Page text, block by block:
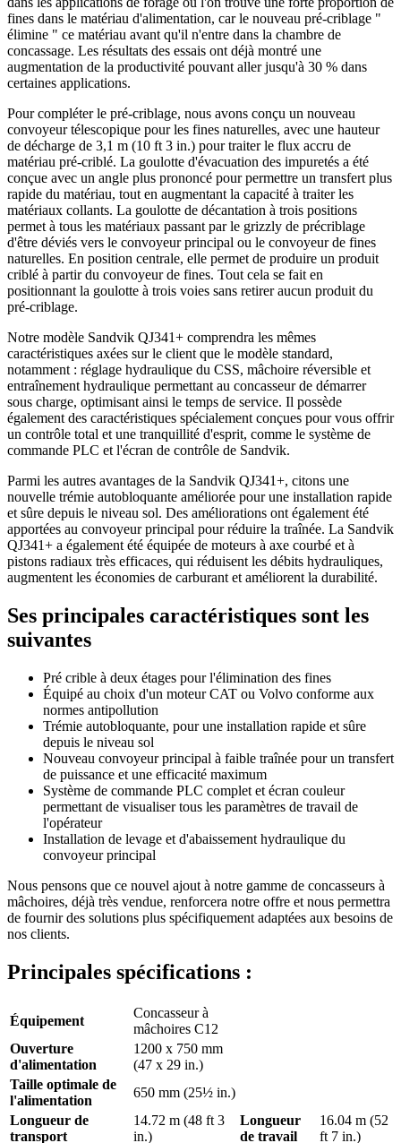
fines dans le matériau d'alimentation, car le nouveau pré-criblage "
élimine " ce matériau avant qu'il n'entre dans la chambre de
concassage. Les résultats des essais ont déjà montré une
augmentation de la productivité pouvant aller jusqu'à 30 % dans
certaines applications.
Pour compléter le pré-criblage, nous avons conçu un nouveau
convoyeur télescopique pour les fines naturelles, avec une hauteur
de décharge de 3,1 m (10 ft 3 in.) pour traiter le flux accru de
matériau pré-criblé. La goulotte d'évacuation des impuretés a été
conçue avec un angle plus prononcé pour permettre un transfert plus
rapide du matériau, tout en augmentant la capacité à traiter les
matériaux collants. La goulotte de décantation à trois positions
permet à tous les matériaux passant par le grizzly de précriblage
d'être déviés vers le convoyeur principal ou le convoyeur de fines
naturelles. En position centrale, elle permet de produire un produit
criblé à partir du convoyeur de fines. Tout cela se fait en
positionnant la goulotte à trois voies sans retirer aucun produit du
pré-criblage.
Notre modèle Sandvik QJ341+ comprendra les mêmes
caractéristiques axées sur le client que le modèle standard,
notamment : réglage hydraulique du CSS, mâchoire réversible et
entraînement hydraulique permettant au concasseur de démarrer
sous charge, optimisant ainsi le temps de service. Il possède
également des caractéristiques spécialement conçues pour vous offrir
un contrôle total et une tranquillité d'esprit, comme le système de
commande PLC et l'écran de contrôle de Sandvik.
Parmi les autres avantages de la Sandvik QJ341+, citons une
nouvelle trémie autobloquante améliorée pour une installation rapide
et sûre depuis le niveau sol. Des améliorations ont également été
apportées au convoyeur principal pour réduire la traînée. La Sandvik
QJ341+ a également été équipée de moteurs à axe courbé et à
pistons radiaux très efficaces, qui réduisent les débits hydrauliques,
augmentent les économies de carburant et améliorent la durabilité.
Ses principales caractéristiques sont les
suivantes
Pré crible à deux étages pour l'élimination des fines
Équipé au choix d'un moteur CAT ou Volvo conforme aux
normes antipollution
Trémie autobloquante, pour une installation rapide et sûre
depuis le niveau sol
Nouveau convoyeur principal à faible traînée pour un transfert
de puissance et une efficacité maximum
Système de commande PLC complet et écran couleur
permettant de visualiser tous les paramètres de travail de
l'opérateur
Installation de levage et d'abaissement hydraulique du
convoyeur principal
Nous pensons que ce nouvel ajout à notre gamme de concasseurs à
mâchoires, déjà très vendue, renforcera notre offre et nous permettra
de fournir des solutions plus spécifiquement adaptées aux besoins de
nos clients.
Principales spécifications :
Équipement
Concasseur à
mâchoires C12
Ouverture
d'alimentation
1200 x 750 mm
(47 x 29 in.)
Taille optimale de
l'alimentation
650 mm (25½ in.)
Longueur de
transport
14.72 m (48 ft 3
in.)
Longueur
de travail
16.04 m (52
ft 7 in.)